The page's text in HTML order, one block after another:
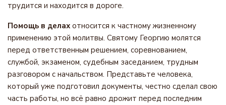
трудится и находится в дороге.
Помощь в делах относится к частному жизненному
применению этой молитвы. Святому Георгию молятся
перед ответственным решением, соревнованием,
службой, экзаменом, судебным заседанием, трудным
разговором с начальством. Представьте человека,
который уже подготовил документы, честно сделал свою
часть работы, но всё равно дрожит перед последним